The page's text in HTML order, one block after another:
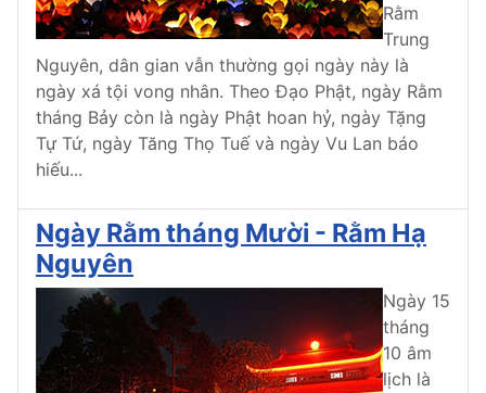
Rằm
Trung
Nguyên, dân gian vẫn thường gọi ngày này là
ngày xá tội vong nhân. Theo Đạo Phật, ngày Rằm
tháng Bảy còn là ngày Phật hoan hỷ, ngày Tặng
Tự Tứ, ngày Tăng Thọ Tuế và ngày Vu Lan báo
hiếu...
Ngày Rằm tháng Mười - Rằm Hạ
Nguyên
Ngày 15
tháng
10 âm
lịch là